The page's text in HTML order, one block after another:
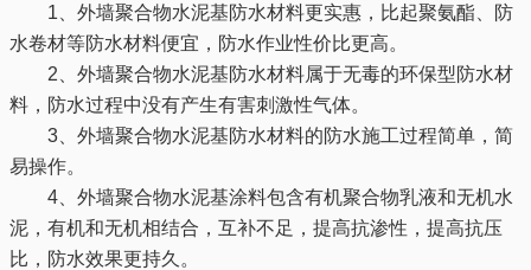
1、外墙聚合物水泥基防水材料更实惠，比起聚氨酯、防
水卷材等防水材料便宜，防水作业性价比更高。
2、外墙聚合物水泥基防水材料属于无毒的环保型防水材
料，防水过程中没有产生有害刺激性气体。
3、外墙聚合物水泥基防水材料的防水施工过程简单，简
易操作。
4、外墙聚合物水泥基涂料包含有机聚合物乳液和无机水
泥，有机和无机相结合，互补不足，提高抗渗性，提高抗压
比，防水效果更持久。